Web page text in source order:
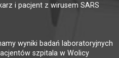
i pacjent z wirusem SARS
wyniki badań laboratoryjnych
szpitala w Wolicy